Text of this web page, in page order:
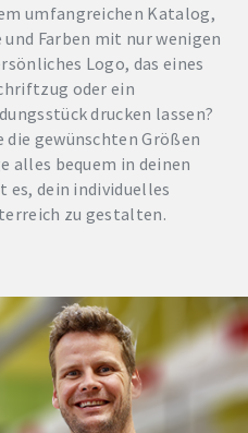
umfangreichen Katalog,
Farben mit nur wenigen
Logo, das eines
oder ein
drucken lassen?
die gewünschten Größen
alles bequem in deinen
es, dein individuelles
zu gestalten.